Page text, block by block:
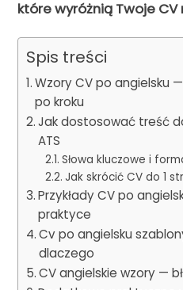
które wyróżnią Twoje CV
Spis treści
Wzory CV po angielsku
po kroku
Jak dostosować treść
ATS
Słowa kluczowe i
Jak skrócić CV do 1
Przykłady CV po
praktyce
Cv po angielsku
dlaczego
CV angielskie wzory —